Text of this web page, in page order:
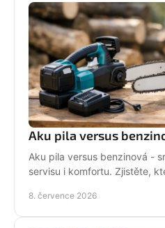
Aku pila versus
Aku pila versus benzinová -
servisu i komfortu. Zjistěte,
8. července 2026